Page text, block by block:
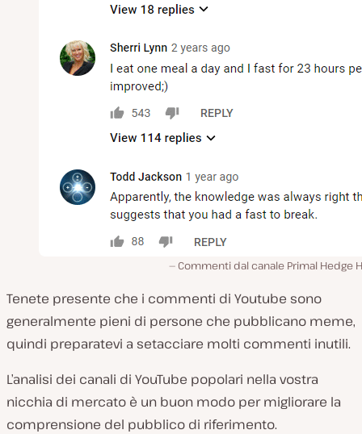
Commenti dal canale Primal Hedge
Tenete presente che i commenti di Youtube sono
generalmente pieni di persone che pubblicano meme,
quindi preparatevi a setacciare molti commenti inutili.
L’analisi dei canali di YouTube popolari nella vostra
nicchia di mercato è un buon modo per migliorare la
comprensione del pubblico di riferimento.